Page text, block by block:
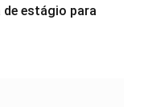
estágio para